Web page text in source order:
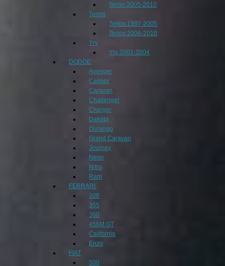
Sirion 2005-2010
Terios
Terios 1997-2005
Terios 2006-2010
Yrv
Yrv 2001-2004
DODGE
Avenger
Caliber
Caravan
Challenger
Charger
Dakota
Durango
Grand Caravan
Journey
Neon
Nitro
Ram
FERRARI
308
355
360
456M GT
California
Enzo
FIAT
500